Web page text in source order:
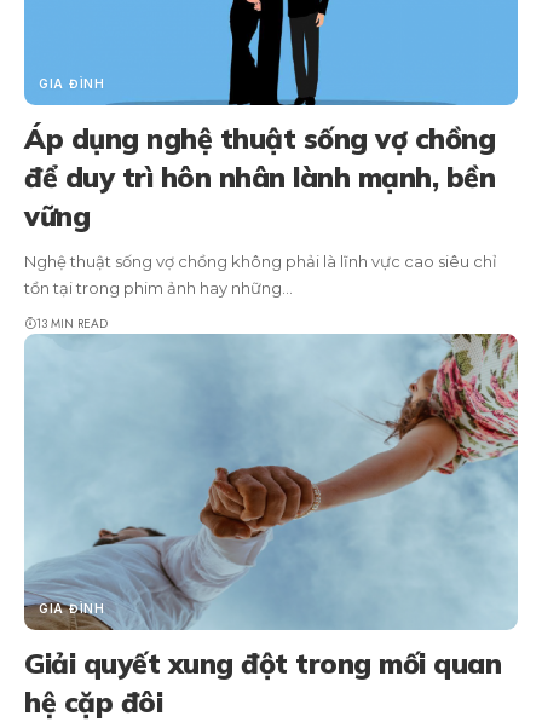
GIA ĐÌNH
Áp dụng nghệ thuật sống vợ chồng
để duy trì hôn nhân lành mạnh, bền
vững
Nghệ thuật sống vợ chồng không phải là lĩnh vực cao siêu chỉ
tồn tại trong phim ảnh hay những…
13 MIN READ
GIA ĐÌNH
Giải quyết xung đột trong mối quan
hệ cặp đôi